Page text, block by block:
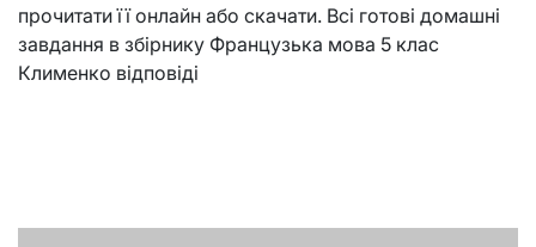
прочитати її онлайн або скачати. Всі готові домашні
завдання в збірнику Французька мова 5 клас
Клименко відповіді